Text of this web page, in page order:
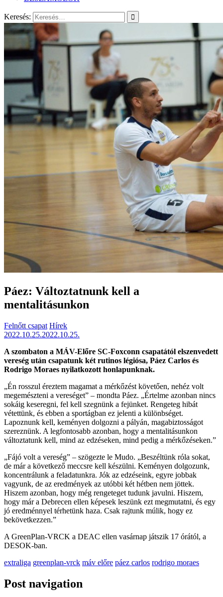
Keresés:
Páez: Változtatnunk kell a
mentalitásunkon
Felnőtt csapat Hírek
2022.10.25.2022.10.25.
A szombaton a MÁV-Előre SC-Foxconn csapatától elszenvedett
vereség után csapatunk két rutinos légiósa, Páez Carlos és
Rodrigo Moraes nyilatkozott honlapunknak.
„Én rosszul éreztem magamat a mérkőzést követően, nehéz volt
megemészteni a vereséget” – mondta Páez. „Értelme azonban nincs
sokáig keseregni, fel kell szegnünk a fejünket. Rengeteg hibát
vétettünk, és ebben a sportágban ez jelenti a különbséget.
Lapoznunk kell, keményen dolgozni a pályán, magabiztosságot
szereznünk. A legfontosabb azonban, hogy a mentalitásunkon
változtatunk kell, mind az edzéseken, mind pedig a mérkőzéseken.”
„Fájó volt a vereség” – szögezte le Mudo. „Beszéltünk róla sokat,
de már a következő meccsre kell készülni. Keményen dolgozunk,
koncentrálunk a feladatunkra. Jók az edzéseink, egyre jobbak
vagyunk, de az eredmények az utóbbi két hétben nem jöttek.
Hiszem azonban, hogy még rengeteget tudunk javulni. Hiszem,
hogy már a Debrecen ellen képesek leszünk ezt megmutatni, és egy
jó eredménnyel térhetünk haza. Csak rajtunk múlik, hogy ez
bekövetkezzen.”
A GreenPlan-VRCK a DEAC ellen vasárnap játszik 17 órától, a
DESOK-ban.
extraliga greenplan-vrck máv előre páez carlos rodrigo moraes
Post navigation